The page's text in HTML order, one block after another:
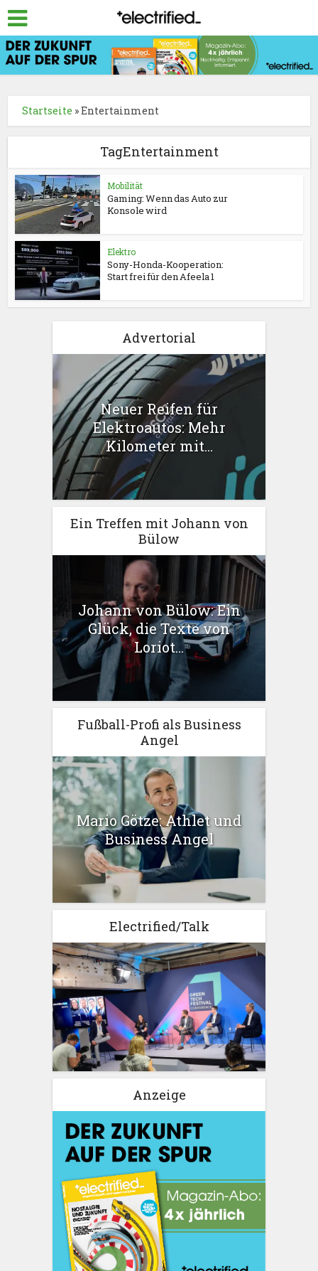
Startseite »Entertainment
TagEntertainment
Mobilität
Gaming: Wenn das Auto zur
Konsole wird
Elektro
Sony-Honda-Kooperation:
Start frei für den Afeela 1
Advertorial
Neuer Reifen für
Elektroautos: Mehr
Kilometer mit...
Ein Treffen mit Johann von
Bülow
Johann von Bülow: Ein
Glück, die Texte von
Loriot...
Fußball-Profi als Business
Angel
Mario Götze: Athlet und
Business Angel
Electrified/Talk
Anzeige